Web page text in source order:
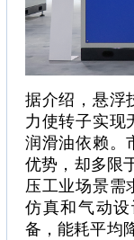
据介绍，悬浮
力使转子实现
润滑油依赖。
优势，却多限
压工业场景需
仿真和气动
备，能耗平均